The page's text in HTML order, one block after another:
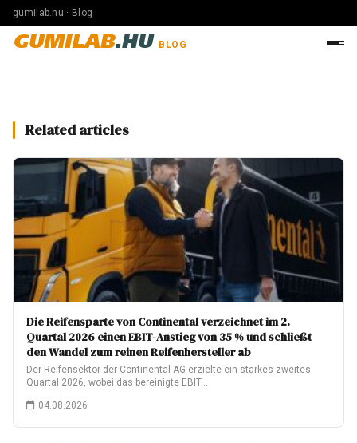
gumilab.hu · Blog
GUMILAB.HU BLOG
Related articles
Die Reifensparte von Continental verzeichnet im 2.
Quartal 2026 einen EBIT-Anstieg von 35 % und schließt
den Wandel zum reinen Reifenhersteller ab
Der Reifensektor der Continental AG erzielte ein starkes zweites
Quartal 2026, wobei das bereinigte EBIT…
04.08.2026